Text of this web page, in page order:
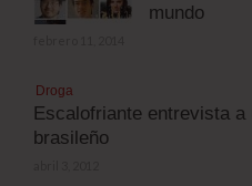
mundo
Droga
Escalofriante entrevista a
brasileño